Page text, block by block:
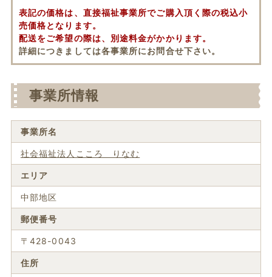
表記の価格は、直接福祉事業所でご購入頂く際の税込小
売価格となります。
配送をご希望の際は、別途料金がかかります。
詳細につきましては各事業所にお問合せ下さい。
事業所情報
事業所名
社会福祉法人こころ りなむ
エリア
中部地区
郵便番号
〒428-0043
住所